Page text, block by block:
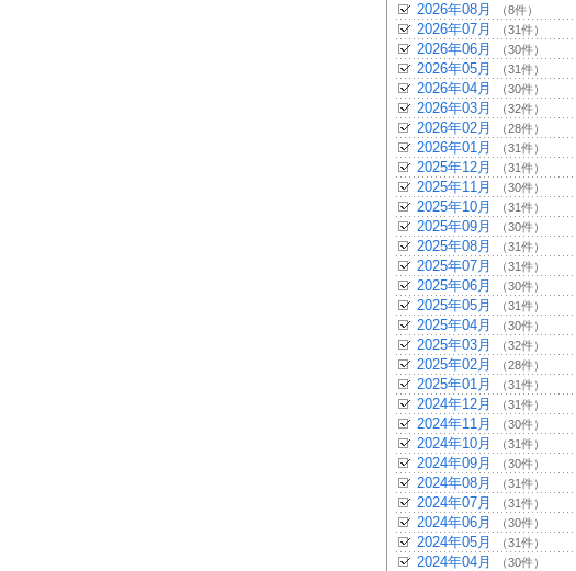
2026年08月 （8件）
2026年07月 （31件）
2026年06月 （30件）
2026年05月 （31件）
2026年04月 （30件）
2026年03月 （32件）
2026年02月 （28件）
2026年01月 （31件）
2025年12月 （31件）
2025年11月 （30件）
2025年10月 （31件）
2025年09月 （30件）
2025年08月 （31件）
2025年07月 （31件）
2025年06月 （30件）
2025年05月 （31件）
2025年04月 （30件）
2025年03月 （32件）
2025年02月 （28件）
2025年01月 （31件）
2024年12月 （31件）
2024年11月 （30件）
2024年10月 （31件）
2024年09月 （30件）
2024年08月 （31件）
2024年07月 （31件）
2024年06月 （30件）
2024年05月 （31件）
2024年04月 （30件）